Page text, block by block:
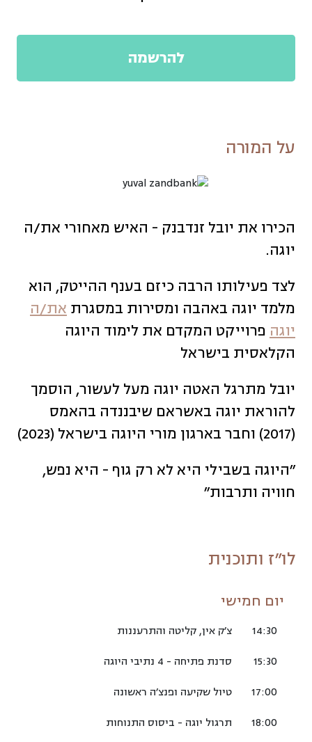
להרשמה
על המורה
הכירו את יובל זנדבנק - האיש מאחורי את/ה
יוגה.
לצד פעילותו הרבה כיזם בענף ההייטק, הוא
מלמד יוגה באהבה ומסירות במסגרת את/ה
יוגה פרוייקט המקדם את לימוד היוגה
הקלאסית בישראל
יובל מתרגל האטה יוגה מעל לעשור, הוסמך
להוראת יוגה באשראם שיבננדה בהאמס
(2017) וחבר בארגון מורי היוגה בישראל (2023)
״היוגה בשבילי היא לא רק גוף - היא נפש,
חוויה ותרבות״
לו״ז ותוכנית
יום חמישי
14:30 צ׳ק אין, קליטה והתרעננות
15:30 סדנת פתיחה - 4 נתיבי היוגה
17:00 טיול שקיעה ופנצ׳ה ראשונה
18:00 תרגול יוגה - ביסוס התנוחות